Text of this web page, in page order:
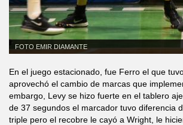
FOTO EMIR DIAMANTE
En el juego estacionado, fue Ferro el que
aprovechó el cambio de marcas que
embargo, Levy se hizo fuerte en el tablero
de 37 segundos el marcador tuvo diferencia
triple pero el recobre le cayó a Wright, le